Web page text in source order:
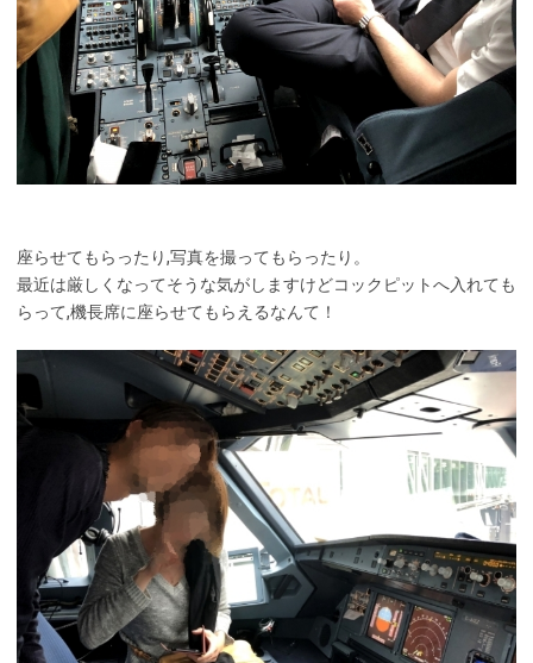
座らせてもらったり,写真を撮ってもらったり。
最近は厳しくなってそうな気がしますけどコックピットへ入れても
らって,機長席に座らせてもらえるなんて！